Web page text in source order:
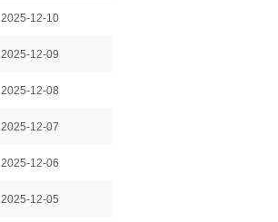
2025-12-10
2025-12-09
2025-12-08
2025-12-07
2025-12-06
2025-12-05